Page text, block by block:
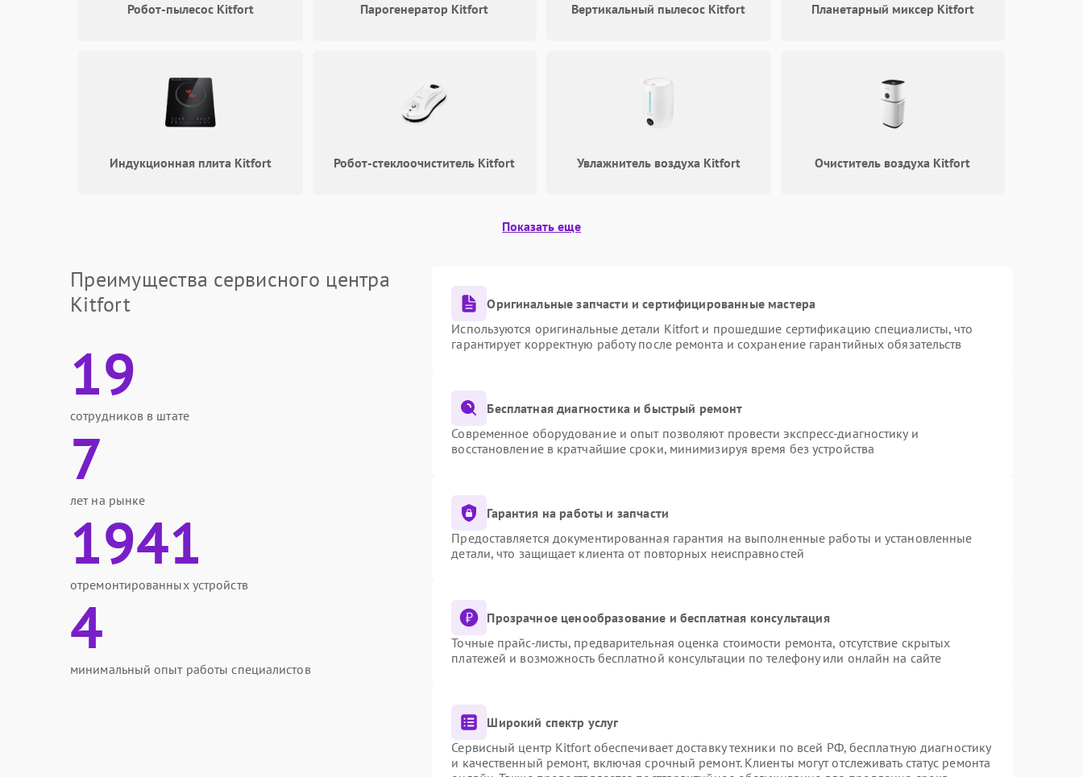
Робот-пылесос Kitfort Парогенератор Kitfort Вертикальный пылесос Kitfort Планетарный миксер Kitfort
Индукционная плита Kitfort Робот-стеклоочиститель Kitfort Увлажнитель воздуха Kitfort Очиститель воздуха Kitfort
Показать еще
Преимущества сервисного центра
Kitfort
19
сотрудников в штате
7
лет на рынке
1941
отремонтированных устройств
4
минимальный опыт работы специалистов
Оригинальные запчасти и сертифицированные мастера
Используются оригинальные детали Kitfort и прошедшие сертификацию специалисты, что
гарантирует корректную работу после ремонта и сохранение гарантийных обязательств
Бесплатная диагностика и быстрый ремонт
Современное оборудование и опыт позволяют провести экспресс-диагностику и
восстановление в кратчайшие сроки, минимизируя время без устройства
Гарантия на работы и запчасти
Предоставляется документированная гарантия на выполненные работы и установленные
детали, что защищает клиента от повторных неисправностей
Прозрачное ценообразование и бесплатная консультация
Точные прайс-листы, предварительная оценка стоимости ремонта, отсутствие скрытых
платежей и возможность бесплатной консультации по телефону или онлайн на сайте
Широкий спектр услуг
Сервисный центр Kitfort обеспечивает доставку техники по всей РФ, бесплатную диагностику
и качественный ремонт, включая срочный ремонт. Клиенты могут отслеживать статус ремонта